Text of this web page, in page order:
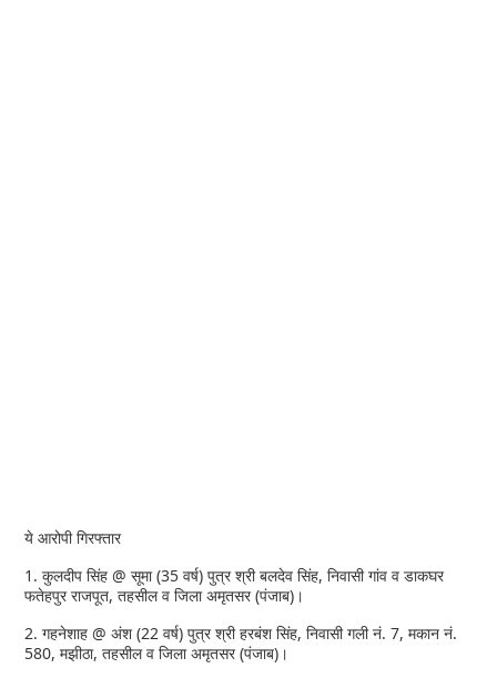
ये आरोपी गिरफ्तार
1. कुलदीप सिंह @ सूमा (35 वर्ष) पुत्र श्री बलदेव सिंह, निवासी गांव व डाकघर
फतेहपुर राजपूत, तहसील व जिला अमृतसर (पंजाब)।
2. गहनेशाह @ अंश (22 वर्ष) पुत्र श्री हरबंश सिंह, निवासी गली नं. 7, मकान नं.
580, मझीठा, तहसील व जिला अमृतसर (पंजाब)।